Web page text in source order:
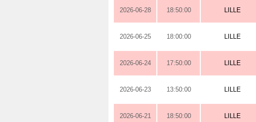
2026-06-28 18:50:00 LILLE
2026-06-25 18:00:00 LILLE
2026-06-24 17:50:00 LILLE
2026-06-23 13:50:00 LILLE
2026-06-21 18:50:00 LILLE